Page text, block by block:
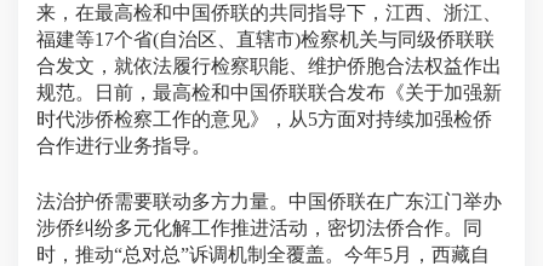
来，在最高检和中国侨联的共同指导下，江西、浙江、
福建等17个省(自治区、直辖市)检察机关与同级侨联联
合发文，就依法履行检察职能、维护侨胞合法权益作出
规范。日前，最高检和中国侨联联合发布《关于加强新
时代涉侨检察工作的意见》，从5方面对持续加强检侨
合作进行业务指导。
法治护侨需要联动多方力量。中国侨联在广东江门举办
涉侨纠纷多元化解工作推进活动，密切法侨合作。同
时，推动“总对总”诉调机制全覆盖。今年5月，西藏自